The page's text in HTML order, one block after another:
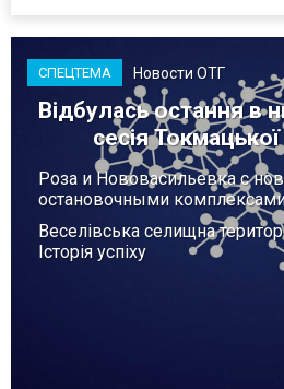
СПЕЦТЕМА Новости ОТГ
Відбулась остання в
сесія
Роза и Нововасильевка с
остановочными
Веселівська селищна
Історія успіху